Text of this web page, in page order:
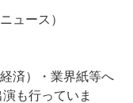
ュース）
済）・業界紙等へ
も行っていま